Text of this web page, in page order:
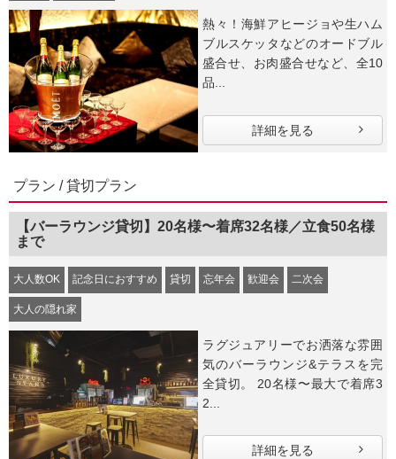
熱々！海鮮アヒージョや生ハム
ブルスケッタなどのオードブル
盛合せ、お肉盛合せなど、全10
品...
詳細を見る
プラン / 貸切プラン
【バーラウンジ貸切】20名様〜着席32名様／立食50名様
まで
大人数OK 記念日におすすめ 貸切 忘年会 歓迎会 二次会
大人の隠れ家
ラグジュアリーでお洒落な雰囲
気のバーラウンジ&テラスを完
全貸切。 20名様〜最大で着席3
2...
詳細を見る